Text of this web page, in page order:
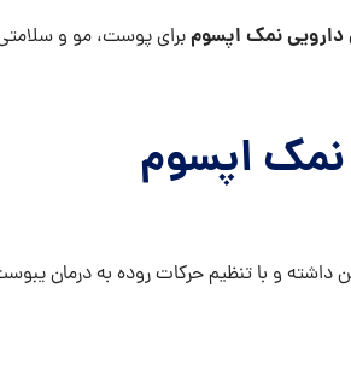
نمک اپسومبرای پوست، مو و
اپسوم
و با تنظیم حرکات روده به درمان